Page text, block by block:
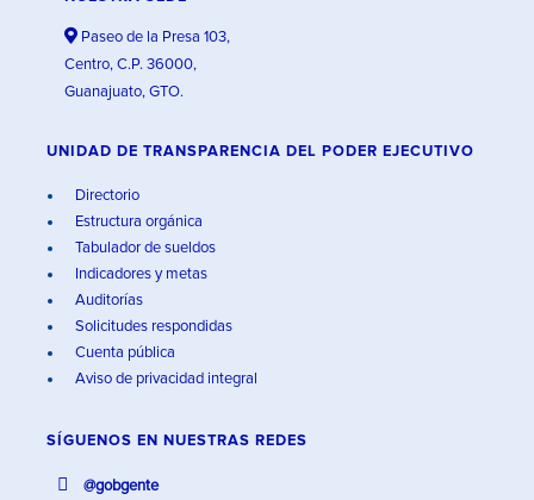
Paseo de la Presa 103,
Centro, C.P. 36000,
Guanajuato, GTO.
UNIDAD DE TRANSPARENCIA DEL PODER EJECUTIVO
Directorio
Estructura orgánica
Tabulador de sueldos
Indicadores y metas
Auditorías
Solicitudes respondidas
Cuenta pública
Aviso de privacidad integral
SÍGUENOS EN NUESTRAS REDES
@gobgente